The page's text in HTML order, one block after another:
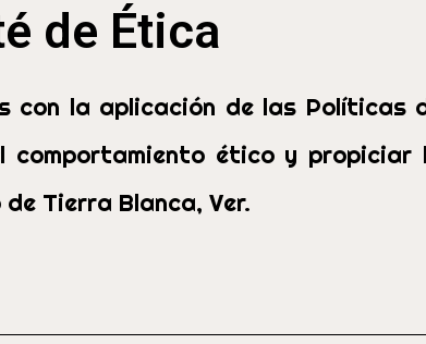
de Ética
con la aplicación de las Políticas
comportamiento ético y propiciar
Tierra Blanca, Ver.